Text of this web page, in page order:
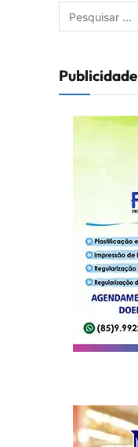
Publicidade